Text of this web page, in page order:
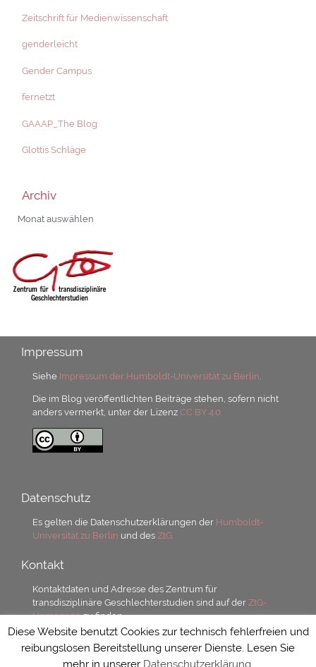
Zeitschrift für Medienwissenschaft
genderleicht
Gender Campus
fernetzt
GAAAP_The Blog
Glottis Schläge
Archiv
Archiv
Impressum
Siehe Impressum der Humboldt-Universität zu Berlin
Die im Blog veröffentlichten Beiträge stehen, sofern nicht
anders vermerkt, unter der LizenzCC BY 4.0.
Datenschutz
Es gelten die Datenschutzerklärungen der Humboldt-
Universität zu Berlin und desZtG.
Kontakt
Kontaktdaten und Adresse des Zentrum für
transdisziplinäre Geschlechterstudien sind auf derZtG-
Homepagezu finden.
Diese Website benutzt Cookies zur technisch fehlerfreien und
reibungslosen Bereitstellung unserer Dienste. Lesen Sie
mehr in unserer Datenschutzerklärung